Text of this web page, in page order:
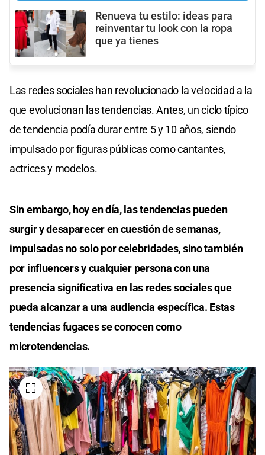
Renueva tu estilo: ideas para
reinventar tu look con la ropa
que ya tienes
Las redes sociales han revolucionado la velocidad a la
que evolucionan las tendencias. Antes, un ciclo típico
de tendencia podía durar entre 5 y 10 años, siendo
impulsado por figuras públicas como cantantes,
actrices y modelos.
Sin embargo, hoy en día, las tendencias pueden
surgir y desaparecer en cuestión de semanas,
impulsadas no solo por celebridades, sino también
por influencers y cualquier persona con una
presencia significativa en las redes sociales que
pueda alcanzar a una audiencia específica. Estas
tendencias fugaces se conocen como
microtendencias.